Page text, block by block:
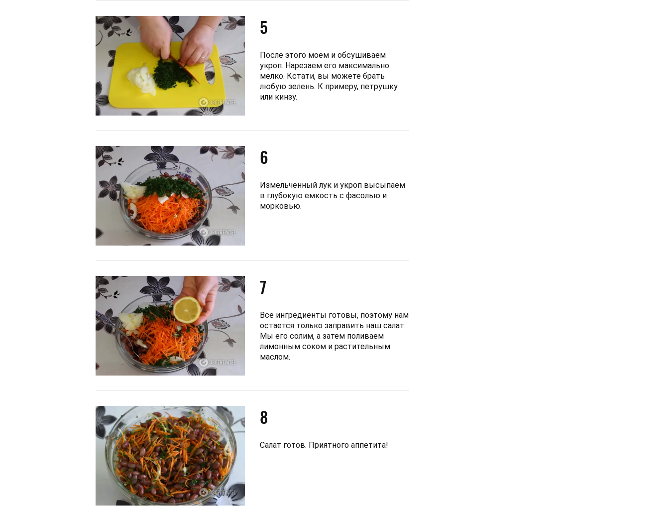
5
После этого моем и обсушиваем
укроп. Нарезаем его максимально
мелко. Кстати, вы можете брать
любую зелень. К примеру, петрушку
или кинзу.
6
Измельченный лук и укроп высыпаем
в глубокую емкость с фасолью и
морковью.
7
Все ингредиенты готовы, поэтому нам
остается только заправить наш салат.
Мы его солим, а затем поливаем
лимонным соком и растительным
маслом.
8
Салат готов. Приятного аппетита!